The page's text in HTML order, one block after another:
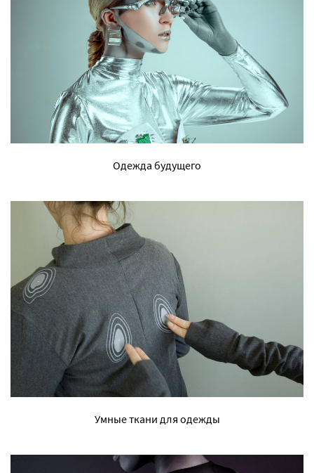
Одежда будущего
Умные ткани для одежды